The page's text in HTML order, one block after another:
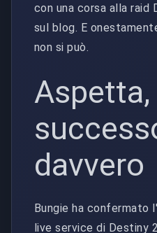
con una corsa alla raid
sul blog. E
non si può.
davvero
Bungie ha confermato
live service di Destiny